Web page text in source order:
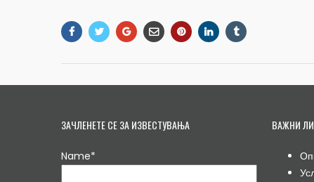
ЗАЧЛЕНЕТЕ СЕ ЗА ИЗВЕСТУВАЊА
Name*
ВАЖНИ